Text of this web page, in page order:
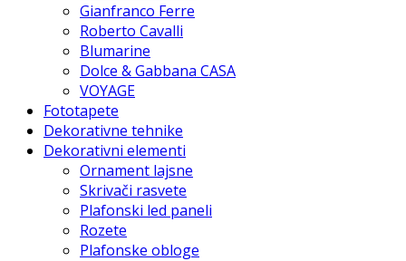
Gianfranco Ferre
Roberto Cavalli
Blumarine
Dolce & Gabbana CASA
VOYAGE
Fototapete
Dekorativne tehnike
Dekorativni elementi
Ornament lajsne
Skrivači rasvete
Plafonski led paneli
Rozete
Plafonske obloge